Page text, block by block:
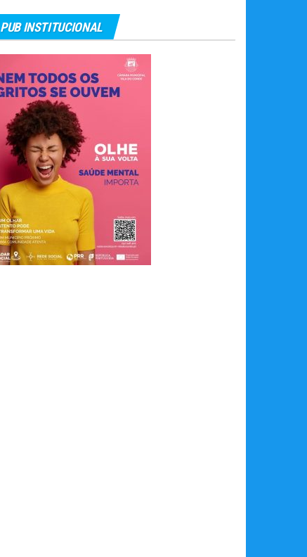
PUB INSTITUCIONAL